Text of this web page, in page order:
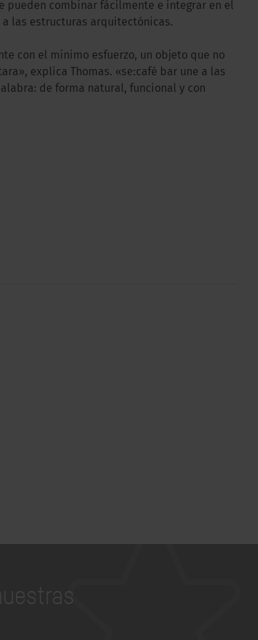
pueden combinar fácilmente e integrar en el
las estructuras arquitectónicas.
con el mínimo esfuerzo, un objeto que no
explica Thomas. «se:café bar une a las
de forma natural, funcional y con